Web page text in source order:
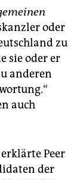
oder
zu
sie oder er
anderen
auch
Peer
der